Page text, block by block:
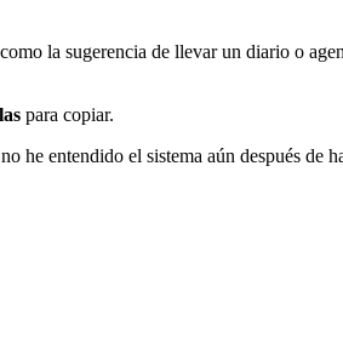
la sugerencia de llevar un diario o
para copiar.
he entendido el sistema aún después de